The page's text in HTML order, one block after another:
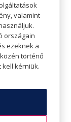
piros? A
alap
sál,
is.
csinos
figyelembe
valamint
országain
ezeknek a
történő
kérniük.